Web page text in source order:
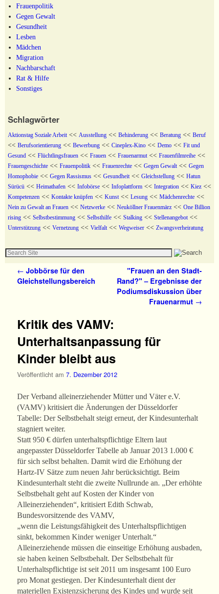
Frauenpolitik
Gegen Gewalt
Gesundheit
Lesben
Mädchen
Migration
Nachbarschaft
Rat & Hilfe
Sonstiges
Schlagwörter
Aktionstag Soziale Arbeit<< Ausstellung << Behinderung << Beratung << Beruf
<< Berufsorientierung << Bewerbung << Cineplex-Kino << Demo << Fit und
Gesund << Flüchtlingsfrauen << Frauen << Frauenarmut<< Frauenfilmreihe <<
Frauengeschichte << Frauenpolitik << Frauenrechte << Gegen Gewalt<< Gegen
Homophobie << Gegen Rassismus << Gesundheit<< Gleichstellung << Hatun
Sürücü << Heimathafen << Infobörse << Infoplattform << Integration << Kiez <<
Kompetenzen << Kontakte knüpfen << Kunst<< Lesung << Mädchenrechte <<
Nein zu Gewalt an Frauen << Netzwerke << Neuköllner Frauenmärz << One Billion
rising << Selbstbestimmung << Selbsthilfe << Stalking << Stellenangebot<<
Unterstützung << Vernetzung << Vielfalt<< Wegweiser << Zwangsverheiratung
Artikelnavigation
← Jobbörse für den
Gleichstellungsbereich
"Frauen an den Stadt-
Rand?" – Ergebnisse der
Podiumsdiskussion über
Frauenarmut →
Kritik des VAMV:
Unterhaltsanpassung für
Kinder bleibt aus
Veröffentlicht am 7. Dezember 2012
Der Verband alleinerziehender Mütter und Väter e.V.
(VAMV) kritisiert die Änderungen der Düsseldorfer
Tabelle: Der Selbstbehalt steigt erneut, der Kindesunterhalt
stagniert weiter.
Statt 950 € dürfen unterhaltspflichtige Eltern laut
angepasster Düsseldorfer Tabelle ab Januar 2013 1.000 €
für sich selbst behalten. Damit wird die Erhöhung der
Hartz-IV Sätze zum neuen Jahr berücksichtigt. Beim
Kindesunterhalt steht die zweite Nullrunde an. „Der erhöhte
Selbstbehalt geht auf Kosten der Kinder von
Alleinerziehenden“, kritisiert Edith Schwab,
Bundesvorsitzende des VAMV,
„wenn die Leistungsfähigkeit des Unterhaltspflichtigen
sinkt, bekommen Kinder weniger Unterhalt.“
Alleinerziehende müssen die einseitige Erhöhung ausbaden,
sie haben keinen Selbstbehalt. Der Selbstbehalt für
Unterhaltspflichtige ist seit 2011 um insgesamt 100 Euro
pro Monat gestiegen. Der Kindesunterhalt dient der
materiellen Existenzsicherung des Kindes und wurde seit